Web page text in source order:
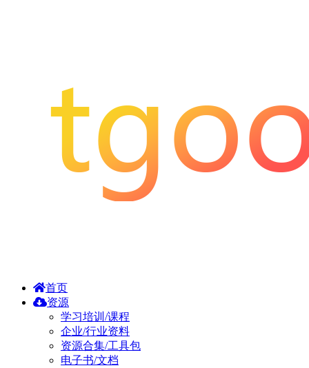
首页
资源
学习培训/课程
企业/行业资料
资源合集/工具包
电子书/文档